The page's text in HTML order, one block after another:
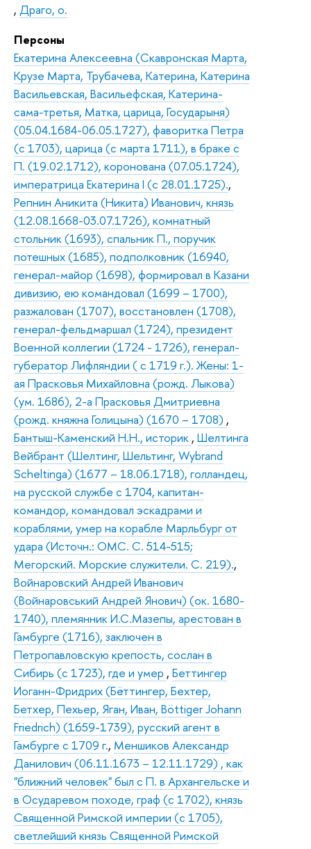
, Драго, о.
Персоны
Екатерина Алексеевна (Скавронская Марта,
Крузе Марта, Трубачева, Катерина, Катерина
Васильевская, Васильефская, Катерина-
сама-третья, Матка, царица, Государыня)
(05.04.1684-06.05.1727), фаворитка Петра
(с 1703), царица (с марта 1711), в браке с
П. (19.02.1712), коронована (07.05.1724),
императрица Екатерина I (с 28.01.1725).,
Репнин Аникита (Никита) Иванович, князь
(12.08.1668-03.07.1726), комнатный
стольник (1693), спальник П., поручик
потешных (1685), подполковник (16940,
генерал-майор (1698), формировал в Казани
дивизию, ею командовал (1699 – 1700),
разжалован (1707), восстановлен (1708),
генерал-фельдмаршал (1724), президент
Военной коллегии (1724 - 1726), генерал-
губератор Лифляндии ( с 1719 г.). Жены: 1-
ая Прасковья Михайловна (рожд. Лыкова)
(ум. 1686), 2-а Прасковья Дмитриевна
(рожд. княжна Голицына) (1670 – 1708) ,
Бантыш-Каменский Н.Н., историк , Шелтинга
Вейбрант (Шелтинг, Шельтинг, Wybrand
Scheltinga) (1677 – 18.06.1718), голландец,
на русской службе с 1704, капитан-
командор, командовал эскадрами и
кораблями, умер на корабле Марльбург от
удара (Источн.: ОМС. С. 514-515;
Мегорский. Морские служители. С. 219).,
Войнаровский Андрей Иванович
(Войнаровський Андрей Янович) (ок. 1680-
1740), племянник И.С.Мазепы, арестован в
Гамбурге (1716), заключен в
Петропавловскую крепость, сослан в
Сибирь (с 1723), где и умер , Беттингер
Иоганн-Фридрих (Бёттингер, Бехтер,
Бетхер, Пехьер, Яган, Иван, Böttiger Johann
Friedrich) (1659-1739), русский агент в
Гамбурге с 1709 г., Меншиков Александр
Данилович (06.11.1673 – 12.11.1729) , как
"ближний человек" был с П. в Архангельске и
в Осударевом походе, граф (с 1702), князь
Священной Римской империи (с 1705),
светлейший князь Священной Римской